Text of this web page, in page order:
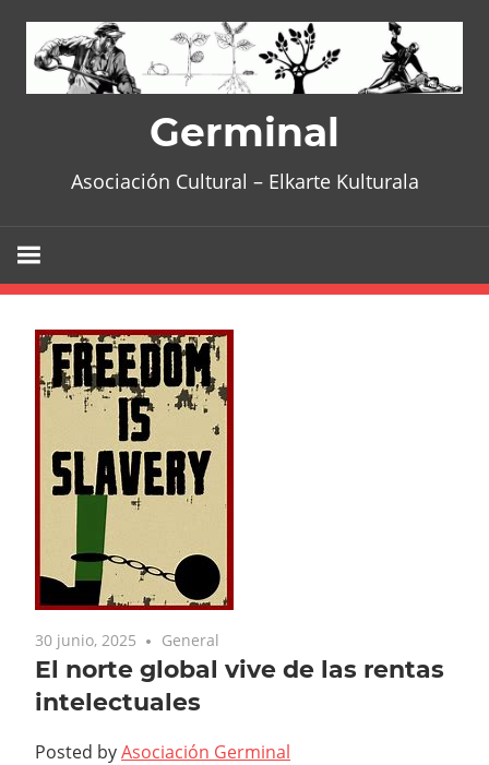
content
Germinal
Asociación Cultural – Elkarte Kulturala
30 junio, 2025 General
El norte global vive de las rentas
intelectuales
Posted byAsociación Germinal